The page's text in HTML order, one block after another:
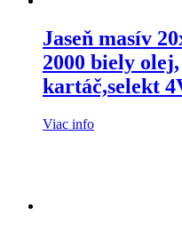
Jaseň masív
2000 biely olej,
kartáč,selekt
Viac info